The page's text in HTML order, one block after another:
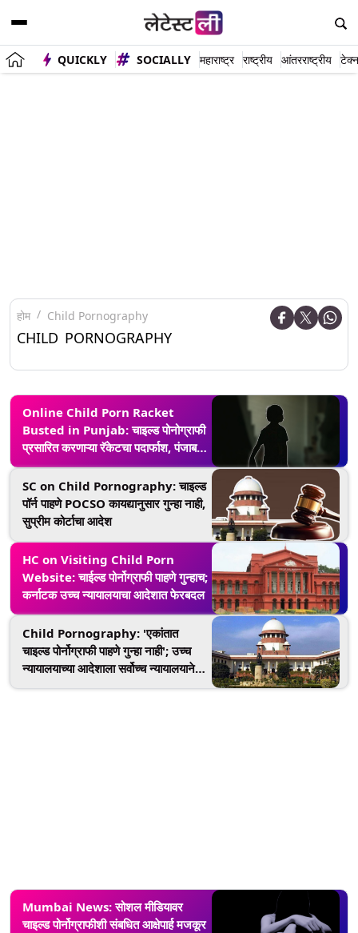
QUICKLY SOCIALLY महाराष्ट्र राष्ट्रीय आंतरराष्ट्रीय
होम Child Pornography
CHILD PORNOGRAPHY
Online Child Porn Racket
Busted in Punjab: चाइल्ड पोनोग्राफी
प्रसारित करणाऱ्या रॅकेटचा पदार्फाश, पंजाब
पोलिसांकडून एकास अटक
SC on Child Pornography: चाइल्ड
पॉर्न पाहणे POCSO कायद्यानुसार गुन्हा नाही,
सुप्रीम कोर्टाचा आदेश
HC on Visiting Child Porn
Website: चाईल्ड पोर्नोग्राफी पाहणे गुन्हाच;
कर्नाटक उच्च न्यायालयाचा आदेशात फेरबदल
Child Pornography: 'एकांतात
चाइल्ड पोर्नोग्राफी पाहणे गुन्हा नाही'; उच्च
न्यायालयाच्या आदेशाला सर्वोच्च न्यायालयाने
Mumbai News: सोशल मीडियावर
चाइल्ड पोर्नोग्राफीशी संबधित आक्षेपार्ह मजकूर